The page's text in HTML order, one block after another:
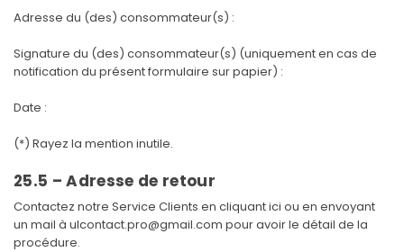
Adresse du (des) consommateur(s) :
Signature du (des) consommateur(s) (uniquement en cas de
notification du présent formulaire sur papier) :
Date :
(*) Rayez la mention inutile.
25.5 – Adresse de retour
Contactez notre Service Clients en cliquant ici ou en envoyant
un mail à ulcontact.pro@gmail.com pour avoir le détail de la
procédure.